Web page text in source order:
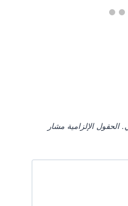
الحقول الإلزامية مشار